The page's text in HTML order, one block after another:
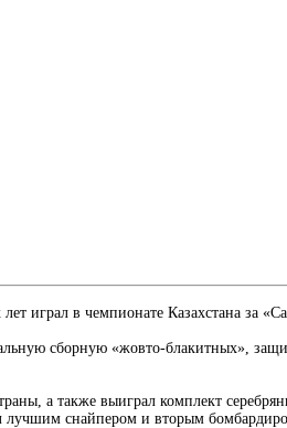
играл в чемпионате Казахстана за
сборную «жовто-блакитных»,
а также выиграл комплект
лучшим снайпером и вторым